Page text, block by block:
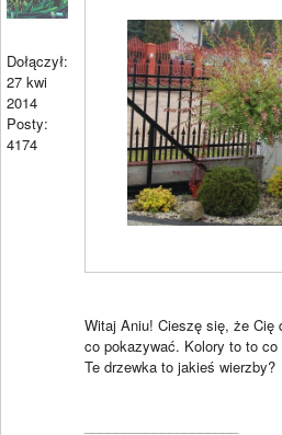
Dołączył:
27 kwi
2014
Posty:
4174
Witaj Aniu! Cieszę się, że Cię
co pokazywać. Kolory to to co
Te drzewka to jakieś wierzby?